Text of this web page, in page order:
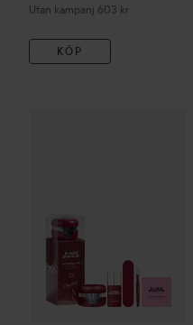
Utan kampanj 603 kr
KÖP